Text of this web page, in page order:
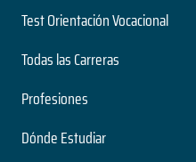
Test Orientación Vocacional
Todas las Carreras
Profesiones
Dónde Estudiar